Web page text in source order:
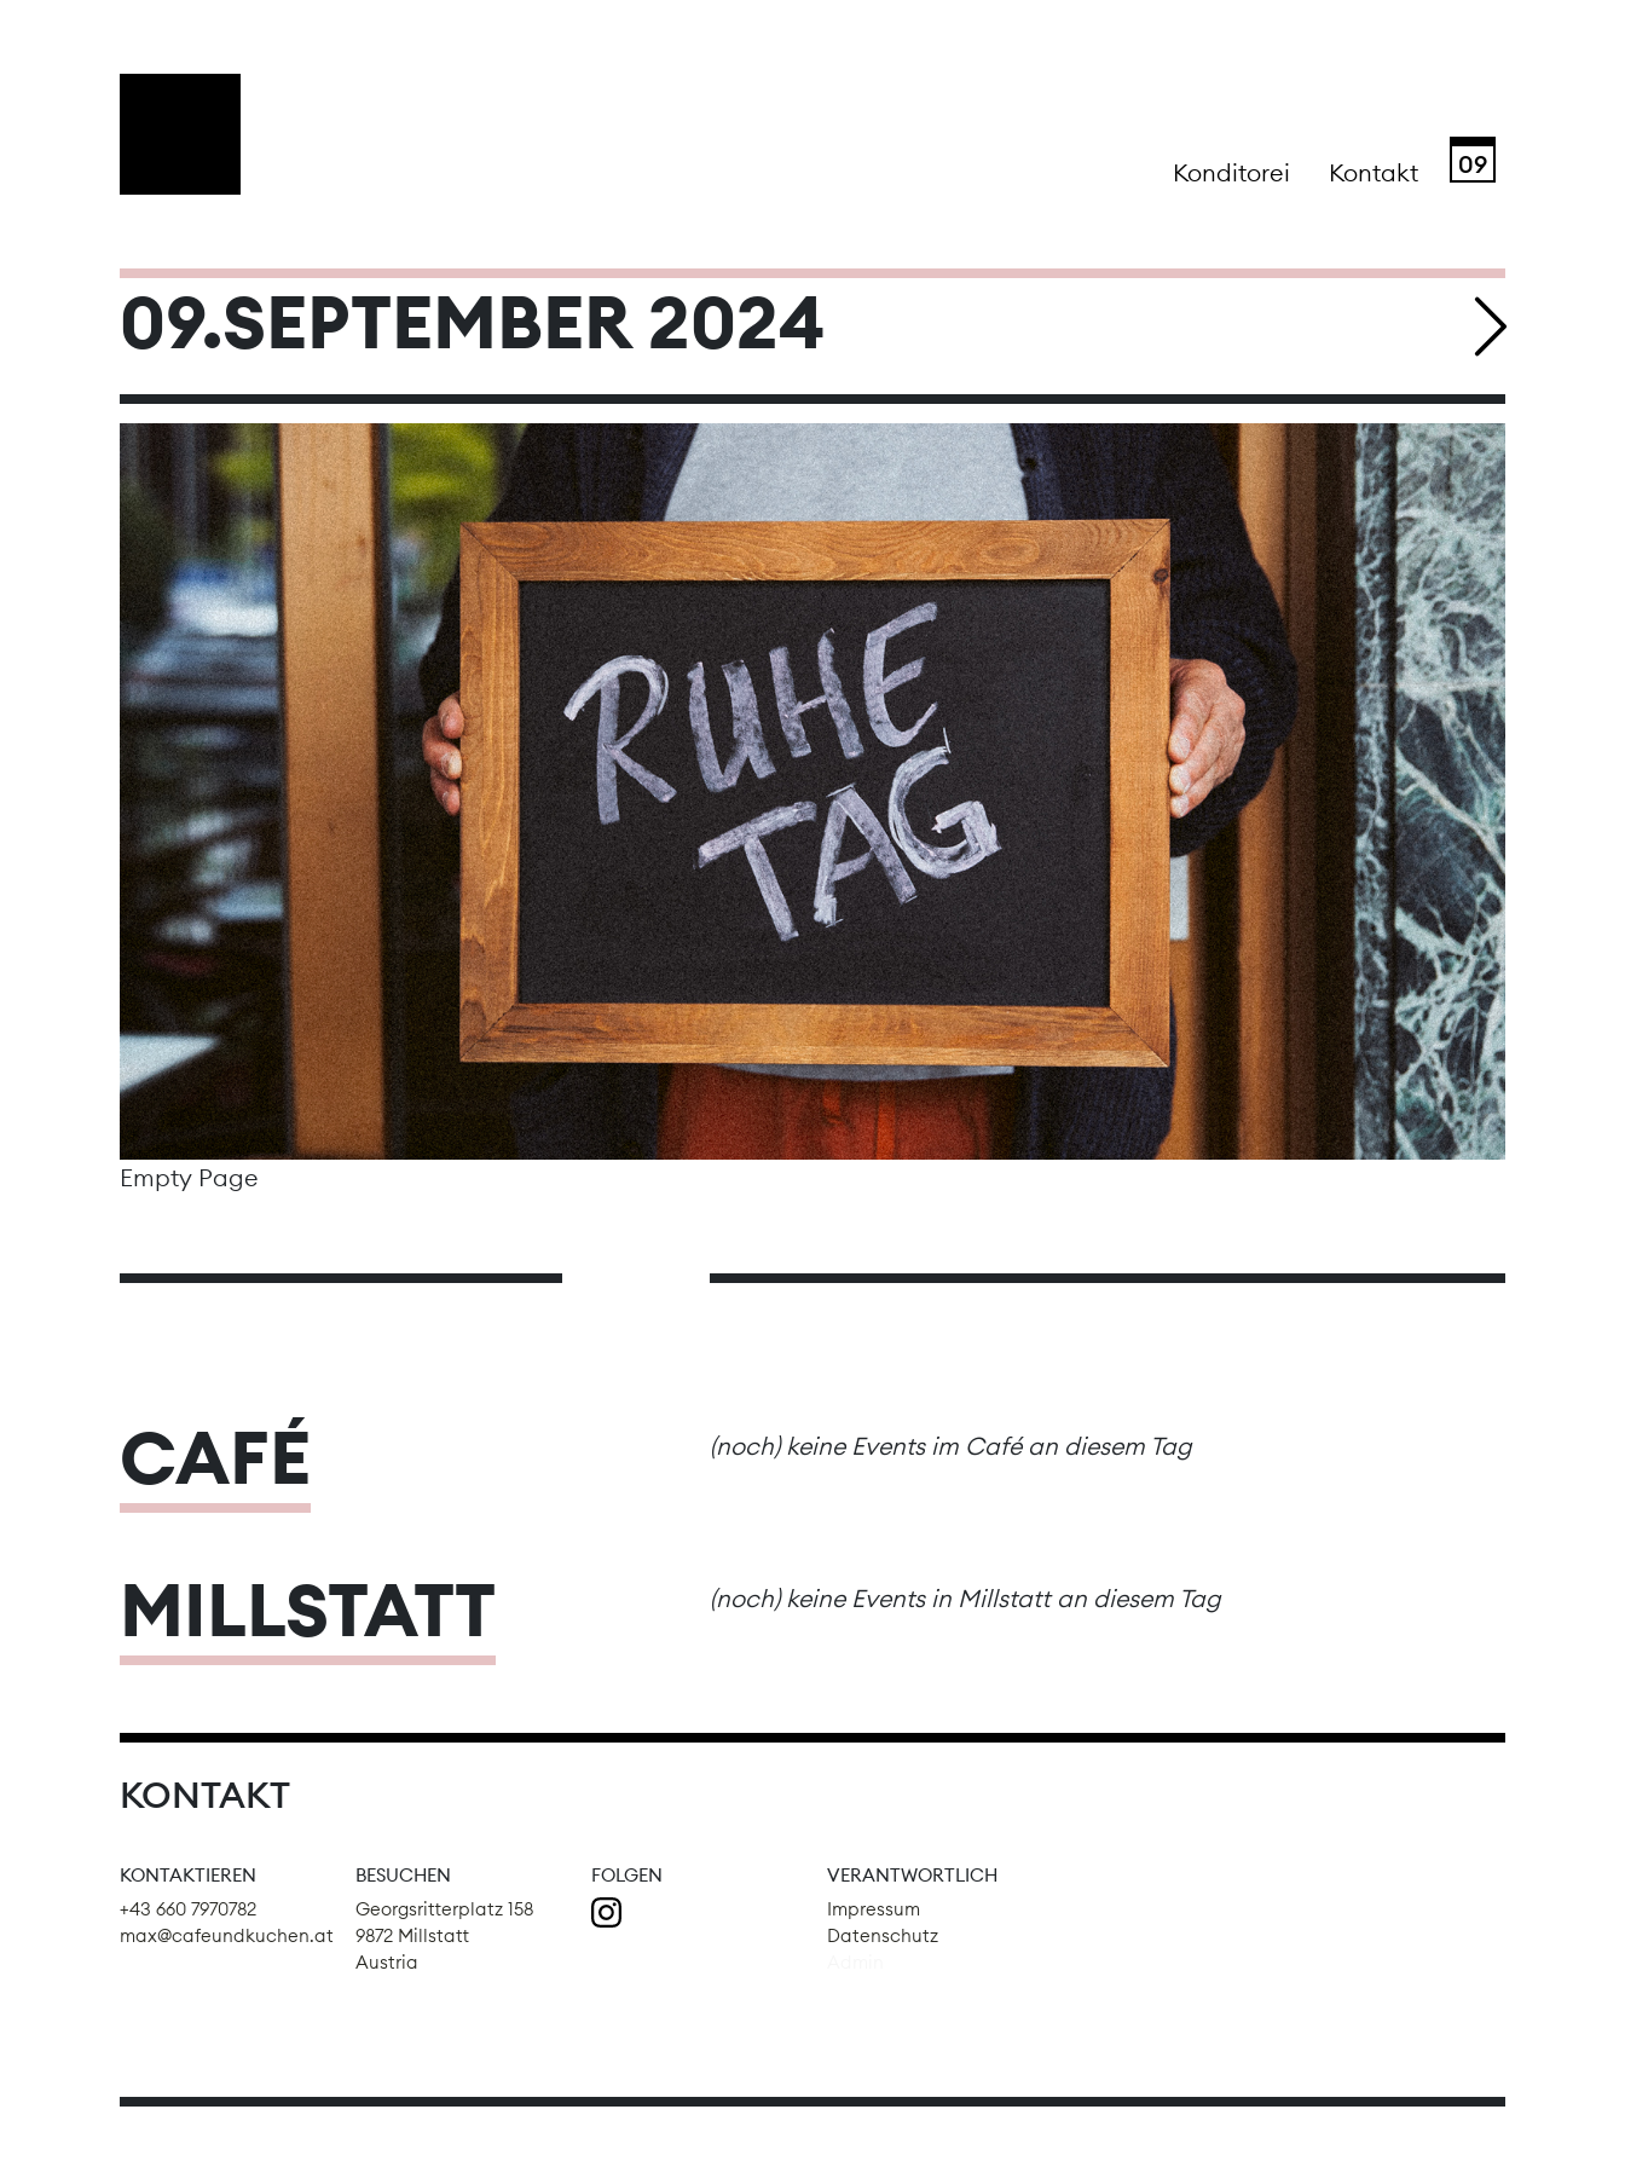
Konditorei Kontakt 09
SEPTEMBER 2024
Mo Di Mi Do Fr Sa So
01
02
03 04 05 06 07
08
09
10 11 12 13 14
15
16
17 18 19 20 21
22
23
24 25 26 27 28
29
30
09.SEPTEMBER 2024
Empty Page
CAFÉ (noch) keine Events im Café an diesem Tag
MILLSTATT (noch) keine Events in Millstatt an diesem Tag
KONTAKT
KONTAKTIEREN
+43 660 7970782
max@cafeundkuchen.at
BESUCHEN
Georgsritterplatz 158
9872 Millstatt
Austria
FOLGEN
VERANTWORTLICH
Impressum
Datenschutz